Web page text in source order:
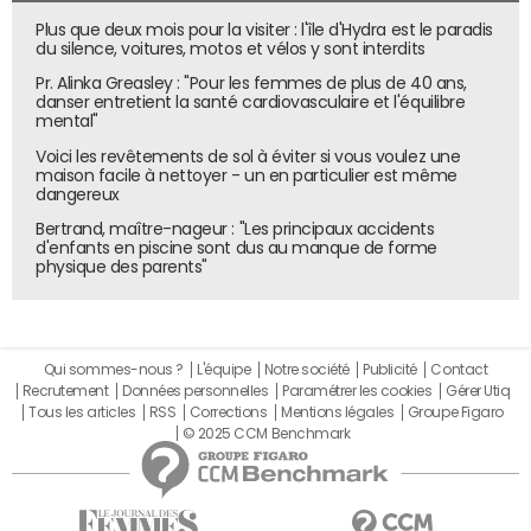
ou des nouvelles offres pour appâter lechaland . L'offre
concerne donc d'abord les acteurs de l'e-commerce.
"L'annonceur est libre de segmenter son audience de
façon à réserver un type de message pour un type
d'utilisateur
Deuxième étape : accueillir l'utilisateur au sein de la
conversation Messenger. "L'annonceur est libre de
segmenter son audience de façon à réserver un type de
répondre à leurs éventuelles questions en un laps de
temps record. "Ce n'est pas une condition sine qua non,
même si je ne doute pas que ce format publicitaire
devrait inciter quelques annonceurs encore réticents à
développer leur bot", analyse Pierre-Lou Dominjon.
Une certitude, bot ou pas, l'annonceur doit être capable
Plus que deux mois pour la visiter : l'île d'Hydra est le paradis
du silence, voitures, motos et vélos y sont interdits
Pr. Alinka Greasley : "Pour les femmes de plus de 40 ans,
danser entretient la santé cardiovasculaire et l'équilibre
mental"
Voici les revêtements de sol à éviter si vous voulez une
maison facile à nettoyer - un en particulier est même
dangereux
Bertrand, maître-nageur : "Les principaux accidents
d'enfants en piscine sont dus au manque de forme
physique des parents"
Qui sommes-nous ? L'équipe Notre société Publicité
Contact
Recrutement
Données personnelles Paramétrer les cookies
Gérer Utiq
Tous les articles
RSS Corrections Mentions légales
Groupe Figaro
© 2025 CCM Benchmark